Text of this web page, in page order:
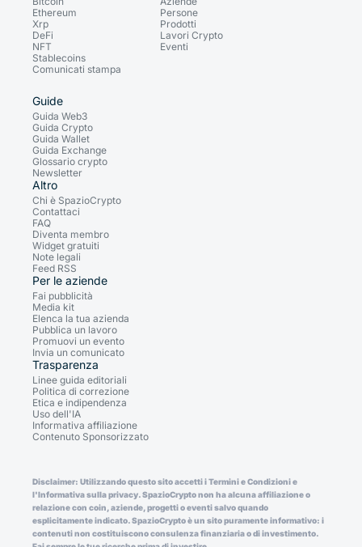
Ethereum
Xrp
DeFi
NFT
Stablecoins
Comunicati stampa
Persone
Prodotti
Lavori Crypto
Eventi
Guide
Guida Web3
Guida Crypto
Guida Wallet
Guida Exchange
Glossario crypto
Newsletter
Altro
Chi è SpazioCrypto
Contattaci
FAQ
Diventa membro
Widget gratuiti
Note legali
Feed RSS
Per le aziende
Fai pubblicità
Media kit
Elenca la tua azienda
Pubblica un lavoro
Promuovi un evento
Invia un comunicato
Trasparenza
Linee guida editoriali
Politica di correzione
Etica e indipendenza
Uso dell'IA
Informativa affiliazione
Contenuto Sponsorizzato
Disclaimer: Utilizzando questo sito accetti i Termini e Condizioni e
l'Informativa sulla privacy. SpazioCrypto non ha alcuna affiliazione o
relazione con coin, aziende, progetti o eventi salvo quando
esplicitamente indicato. SpazioCrypto è un sito puramente informativo: i
contenuti non costituiscono consulenza finanziaria o di investimento.